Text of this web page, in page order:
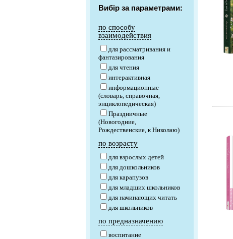
Вибір за параметрами:
по способу
взаимодействия
для рассматривания и
фантазирования
для чтения
интерактивная
информационные
(словарь, справочная,
энциклопедическая)
Праздничные
(Новогодние,
Рождественские, к Николаю)
по возрасту
для взрослых детей
для дошкольников
для карапузов
для младших школьников
для начинающих читать
для школьников
по предназначению
воспитание